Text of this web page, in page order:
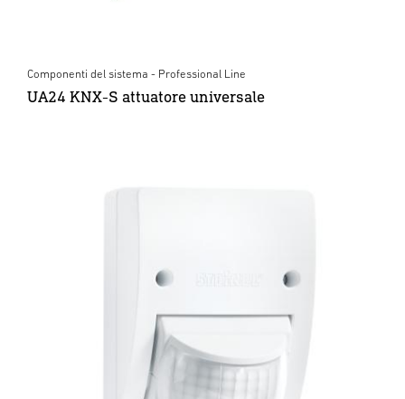
Componenti del sistema - Professional Line
UA24 KNX-S attuatore universale